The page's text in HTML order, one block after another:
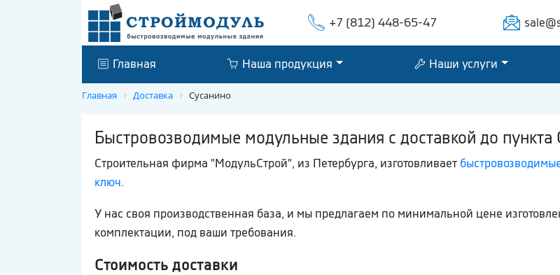
+7 (812) 448-65-47
Главная Наша продукция Наши услуги
Главная Доставка Сусанино
Быстровозводимые модульные здания с доставкой до пункта
Строительная фирма "МодульСтрой", из Петербурга, изготовливает
ключ.
У нас своя производственная база, и мы предлагаем по минимальной цене
комплектации, под ваши требования.
Стоимость доставки